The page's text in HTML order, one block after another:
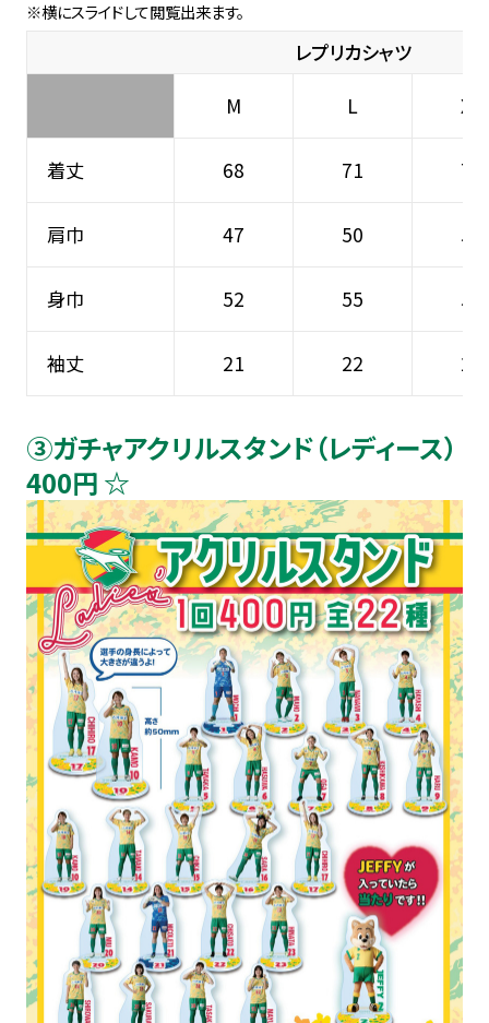
レプリカシャツ
M
L XL
着丈 68 71 74
肩巾 47 50 53
身巾 52 55 58
袖丈 21 22 23
③ガチャアクリルスタンド（レディース）
400円 ☆